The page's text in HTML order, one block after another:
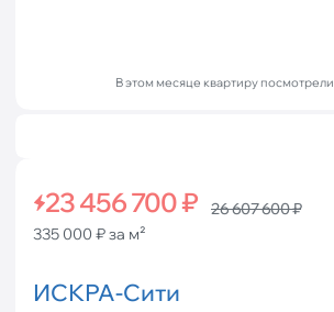
23 456 700 ₽
26 607 600 ₽
335 000 ₽ за м²
ИСКРА-Сити
В этом месяце квартиру посмотрели